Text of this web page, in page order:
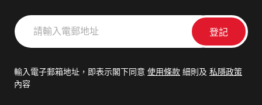
請
輸
郵
輸入電子郵箱地址，即表示閣下同意 使用條款 細則及 私隱政策
內容